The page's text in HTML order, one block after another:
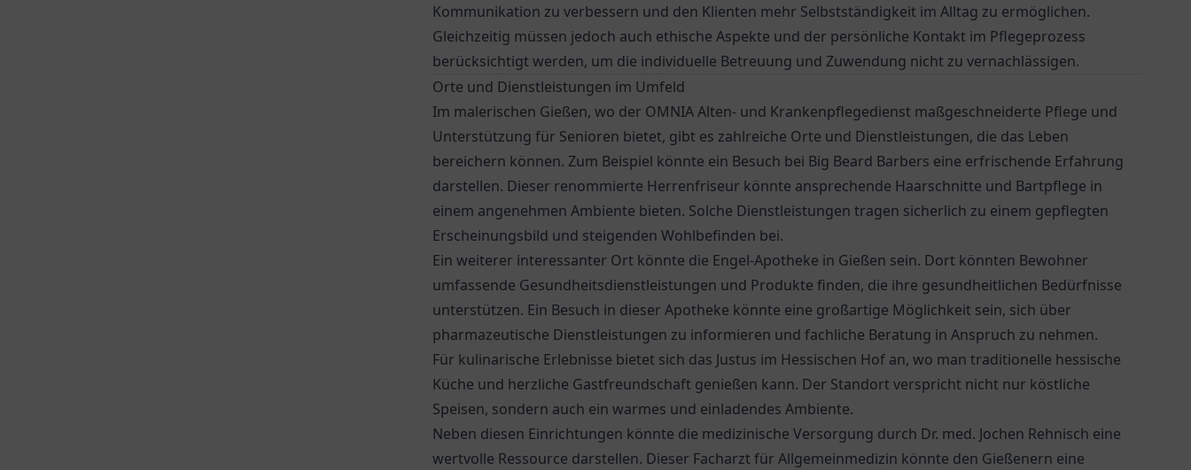
Kommunikation zu verbessern und den Klienten mehr Selbstständigkeit im Alltag zu ermöglichen.
Gleichzeitig müssen jedoch auch ethische Aspekte und der persönliche Kontakt im Pflegeprozess
berücksichtigt werden, um die individuelle Betreuung und Zuwendung nicht zu vernachlässigen.
Orte und Dienstleistungen im Umfeld
Im malerischen Gießen, wo der OMNIA Alten- und Krankenpflegedienst maßgeschneiderte Pflege und
Unterstützung für Senioren bietet, gibt es zahlreiche Orte und Dienstleistungen, die das Leben
bereichern können. Zum Beispiel könnte ein Besuch bei Big Beard Barbers eine erfrischende Erfahrung
darstellen. Dieser renommierte Herrenfriseur könnte ansprechende Haarschnitte und Bartpflege in
einem angenehmen Ambiente bieten. Solche Dienstleistungen tragen sicherlich zu einem gepflegten
Erscheinungsbild und steigenden Wohlbefinden bei.
Ein weiterer interessanter Ort könnte die Engel-Apotheke in Gießen sein. Dort könnten Bewohner
umfassende Gesundheitsdienstleistungen und Produkte finden, die ihre gesundheitlichen Bedürfnisse
unterstützen. Ein Besuch in dieser Apotheke könnte eine großartige Möglichkeit sein, sich über
pharmazeutische Dienstleistungen zu informieren und fachliche Beratung in Anspruch zu nehmen.
Für kulinarische Erlebnisse bietet sich das Justus im Hessischen Hof an, wo man traditionelle hessische
Küche und herzliche Gastfreundschaft genießen kann. Der Standort verspricht nicht nur köstliche
Speisen, sondern auch ein warmes und einladendes Ambiente.
Neben diesen Einrichtungen könnte die medizinische Versorgung durch Dr. med. Jochen Rehnisch eine
wertvolle Ressource darstellen. Dieser Facharzt für Allgemeinmedizin könnte den Gießenern eine